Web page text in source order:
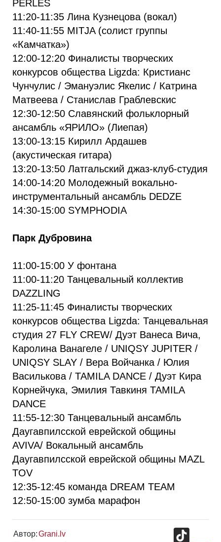
PĒRLES
11:20-11:35 Лина Кузнецова (вокал)
11:40-11:55 MITJA (солист группы
«Камчатка»)
12:00-12:20 Финалисты творческих
конкурсов общества Ligzda: Кристианс
Чунчулис / Эмануэлис Якелис / Катрина
Матвеева / Станислав Граблевскис
12:30-12:50 Славянский фольклорный
ансамбль «ЯРИЛО» (Лиепая)
13:00-13:15 Кирилл Ардашев
(акустическая гитара)
13:20-13:50 Латгальский джаз-клуб-студия
14:00-14:20 Молодежный вокально-
инструментальный ансамбль DEDZE
14:30-15:00 SYMPHODIA
Парк Дубровина
11:00-15:00 У фонтана
11:00-11:20 Танцевальный коллектив
DAZZLING
11:25-11:45 Финалисты творческих
конкурсов общества Ligzda: Танцевальная
студия 27 FLY CREW/ Дуэт Ванеса Вича,
Каролина Ванагеле / UNIQSY JUPITER /
UNIQSY SLAY / Вера Войчанка / Юлия
Василькова / TAMILA DANCE / Дуэт Кира
Корнейчука, Эмилия Тавкиня TAMILA
DANCE
11:55-12:30 Танцевальный ансамбль
Даугавпилсской еврейской общины
AVIVA/ Вокальный ансамбль
Даугавпилсской еврейской общины MAZL
TOV
12:35-12:45 команда DREAM TEAM
12:50-15:00 зумба марафон
Автор:Grani.lv